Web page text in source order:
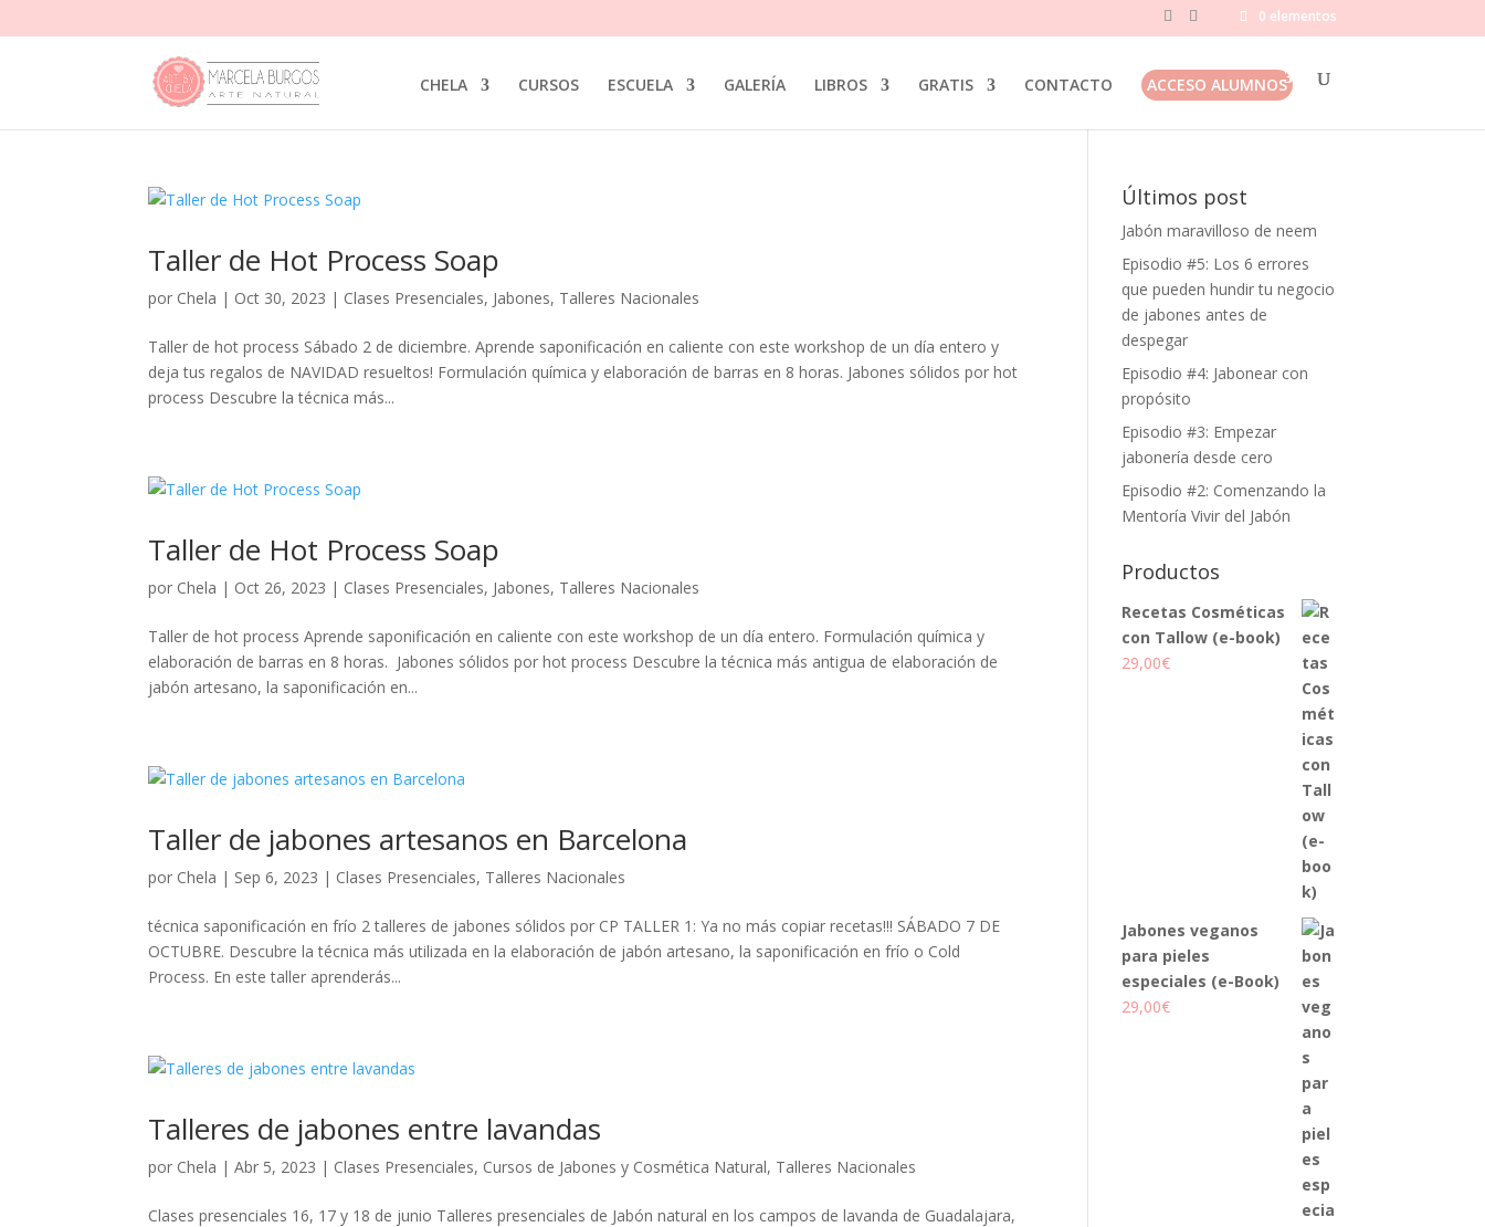
0 elementos
CHELA CURSOS ESCUELA GALERÍA LIBROS GRATIS CONTACTO ACCESO ALUMNOS
Taller de Hot Process Soap
por Chela | Oct 30, 2023 | Clases Presenciales, Jabones, Talleres Nacionales
Taller de hot process Sábado 2 de diciembre. Aprende saponificación en caliente con este workshop de un día entero y
deja tus regalos de NAVIDAD resueltos! Formulación química y elaboración de barras en 8 horas. Jabones sólidos por hot
process Descubre la técnica más...
Taller de Hot Process Soap
por Chela | Oct 26, 2023 | Clases Presenciales, Jabones, Talleres Nacionales
Taller de hot process Aprende saponificación en caliente con este workshop de un día entero. Formulación química y
elaboración de barras en 8 horas. Jabones sólidos por hot process Descubre la técnica más antigua de elaboración de
jabón artesano, la saponificación en...
Taller de jabones artesanos en Barcelona
por Chela | Sep 6, 2023 | Clases Presenciales, Talleres Nacionales
técnica saponificación en frío 2 talleres de jabones sólidos por CP TALLER 1: Ya no más copiar recetas!!! SÁBADO 7 DE
OCTUBRE. Descubre la técnica más utilizada en la elaboración de jabón artesano, la saponificación en frío o Cold
Process. En este taller aprenderás...
Talleres de jabones entre lavandas
por Chela |Abr 5, 2023 | Clases Presenciales, Cursos de Jabones y Cosmética Natural, Talleres Nacionales
Clases presenciales 16, 17 y 18 de junio Talleres presenciales de Jabón natural en los campos de lavanda de Guadalajara,
Últimos post
Jabón maravilloso de neem
Episodio #5: Los 6 errores
que pueden hundir tu negocio
de jabones antes de
despegar
Episodio #4: Jabonear con
propósito
Episodio #3: Empezar
jabonería desde cero
Episodio #2: Comenzando la
Mentoría Vivir del Jabón
Productos
Recetas Cosméticas
con Tallow (e-book)
29,00€
Jabones veganos
para pieles
especiales (e-Book)
29,00€